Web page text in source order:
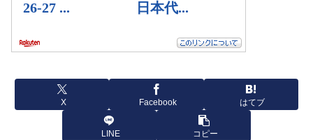
X Facebook はてブ
LINE コピー